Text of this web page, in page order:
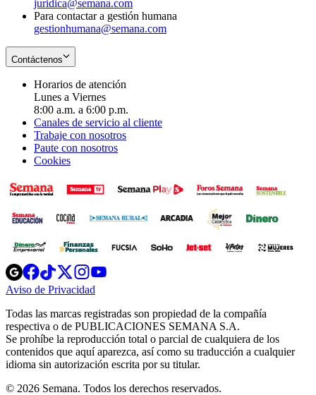
juridica@semana.com
Para contactar a gestión humana
gestionhumana@semana.com
Contáctenos
Horarios de atención
Lunes a Viernes
8:00 a.m. a 6:00 p.m.
Canales de servicio al cliente
Trabaje con nosotros
Paute con nosotros
Cookies
Opens
in
new
Opens
in
new
Opens
in
new
window
Opens
new
windowwindow
Aviso de Privacidad
new
window
Todas las marcas registradas son propiedad de la compañía
respectiva o de PUBLICACIONES SEMANA S.A.
Se prohíbe la reproducción total o parcial de cualquiera de los
contenidos que aquí aparezca, así como su traducción a cualquier
idioma sin autorización escrita por su titular.
© 2026 Semana. Todos los derechos reservados.